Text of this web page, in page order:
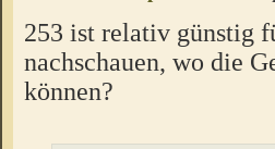
253 ist relativ günstig
nachschauen, wo die
können?